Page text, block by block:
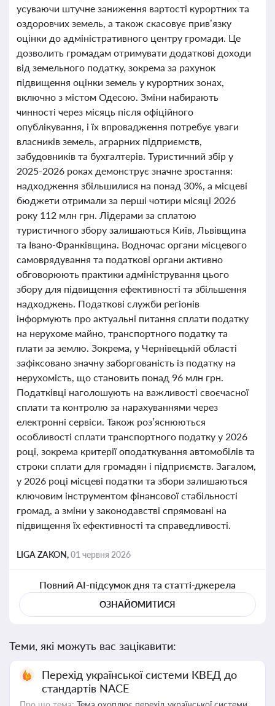
усуваючи штучне заниження вартості курортних та
оздоровчих земель, а також скасовує прив’язку
оцінки до адміністративного центру громади. Це
дозволить громадам отримувати додаткові доходи
від земельного податку, зокрема за рахунок
підвищення оцінки земель у курортних зонах,
включно з містом Одесою. Зміни набирають
чинності через місяць після офіційного
опублікування, і їх впровадження потребує уваги
власників земель, аграрних підприємств,
забудовників та бухгалтерів. Туристичний збір у
2025-2026 роках демонструє значне зростання:
надходження збільшилися на понад 30%, а місцеві
бюджети отримали за перші чотири місяці 2026
року 112 млн грн. Лідерами за сплатою
туристичного збору залишаються Київ, Львівщина
та Івано-Франківщина. Водночас органи місцевого
самоврядування та податкові органи активно
обговорюють практики адміністрування цього
збору для підвищення ефективності та збільшення
надходжень. Податкові служби регіонів
інформують про актуальні питання сплати податку
на нерухоме майно, транспортного податку та
плати за землю. Зокрема, у Чернівецькій області
зафіксовано значну заборгованість із податку на
нерухомість, що становить понад 96 млн грн.
Податківці наголошують на важливості своєчасної
сплати та контролю за нарахуваннями через
електронні сервіси. Також роз’яснюються
особливості сплати транспортного податку у 2026
році, зокрема критерії оподаткування автомобілів та
строки сплати для громадян і підприємств. Загалом,
у 2026 році місцеві податки та збори залишаються
ключовим інструментом фінансової стабільності
громад, а зміни у законодавстві спрямовані на
підвищення їх ефективності та справедливості.
LIGA ZAKON,01 червня 2026
Повний AI-підсумок дня та статті-джерела
ОЗНАЙОМИТИСЯ
Теми, які можуть вас зацікавити:
Перехід української системи КВЕД до
стандартів NACE